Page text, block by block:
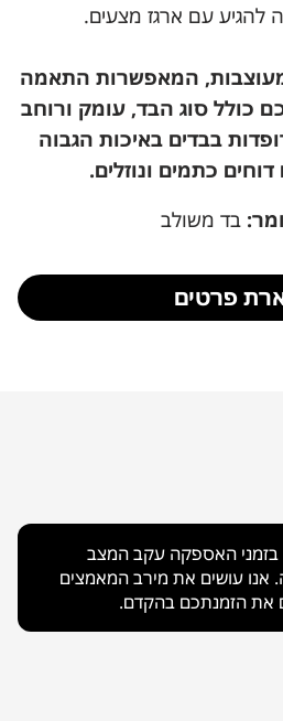
בזמני האספקה עקב המצב
אנו עושים את מירב המאמצים
את הזמנתכם בהקדם.
להגיע עם ארגז מצעים.
מעוצבות, המאפשרות התאמה
כולל סוג הבד, עומק ורוחב
בבדים באיכות הגבוה
כתמים ונוזלים.
בד משולב
פרטים